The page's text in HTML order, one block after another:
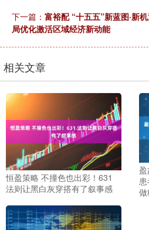
下一篇： 富裕配 “十五五”新蓝图·
局优化激活区域经济新动能
相关文章
恒盈策略 不撞色也出彩！631
法则让黑白灰穿搭有了叙事感